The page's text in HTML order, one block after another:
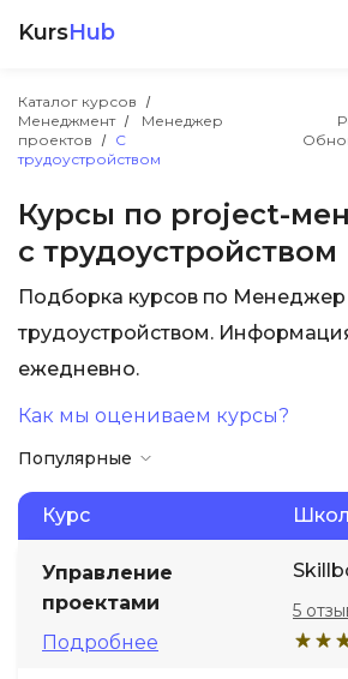
KursHub
Каталог курсов
Менеджмент
Менеджер
проектов
С
трудоустройством
Курсы по project-
с трудоустройством
Подборка курсов по Менеджер
трудоустройством.
ежедневно.
Как мы оцениваем курсы?
Популярные
Курс
Управление
проектами
Подробнее
5
Разработка
Маркетинг
Аналитика
Менеджмент
Иностранные языки
Soft Skills